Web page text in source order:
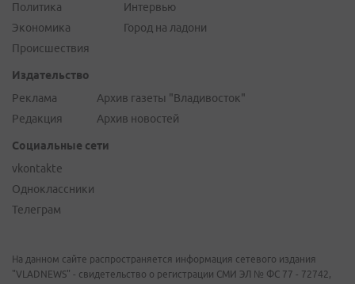
Политика
Экономика
Происшествия
Интервью
Город на ладони
Издательство
Реклама
Редакция
Архив газеты "Владивосток"
Архив новостей
Социальные сети
vkontakte
Одноклассники
Телеграм
На данном сайте распространяется информация сетевого издания
"VLADNEWS" - свидетельство о регистрации СМИ ЭЛ № ФС 77 - 72742,